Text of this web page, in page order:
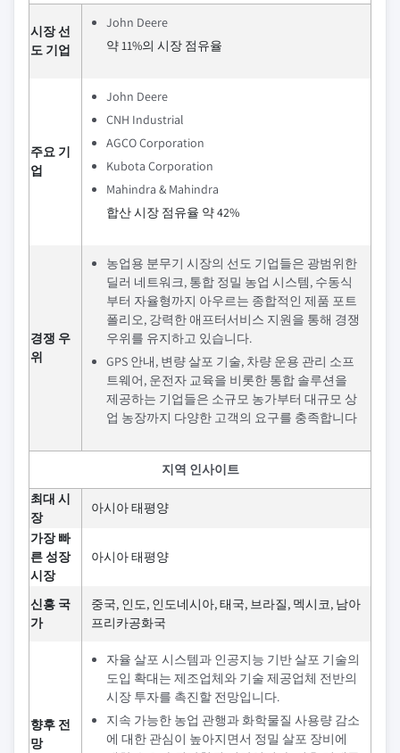
시장 선
도 기업
John Deere
약 11%의 시장 점유율
주요 기
업
John Deere
CNH Industrial
AGCO Corporation
Kubota Corporation
Mahindra & Mahindra
합산 시장 점유율 약 42%
경쟁 우
위
농업용 분무기 시장의 선도 기업들은 광범위한
딜러 네트워크, 통합 정밀 농업 시스템, 수동식
부터 자율형까지 아우르는 종합적인 제품 포트
폴리오, 강력한 애프터서비스 지원을 통해 경쟁
우위를 유지하고 있습니다.
GPS 안내, 변량 살포 기술, 차량 운용 관리 소프
트웨어, 운전자 교육을 비롯한 통합 솔루션을
제공하는 기업들은 소규모 농가부터 대규모 상
업 농장까지 다양한 고객의 요구를 충족합니다
지역 인사이트
최대 시
장
아시아 태평양
가장 빠
른 성장
시장
아시아 태평양
신흥 국
가
중국, 인도, 인도네시아, 태국, 브라질, 멕시코, 남아
프리카공화국
향후 전
망
자율 살포 시스템과 인공지능 기반 살포 기술의
도입 확대는 제조업체와 기술 제공업체 전반의
시장 투자를 촉진할 전망입니다.
지속 가능한 농업 관행과 화학물질 사용량 감소
에 대한 관심이 높아지면서 정밀 살포 장비에